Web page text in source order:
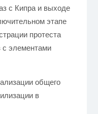
с Кипра и выходе
этапе
протеста
с элементами
общего
в